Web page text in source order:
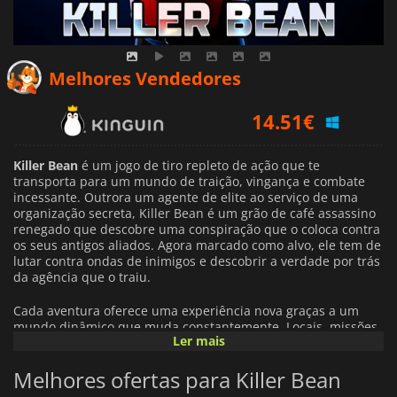
Melhores Vendedores
15.49€
16.66€
Killer Bean é um jogo de tiro repleto de ação que te
transporta para um mundo de traição, vingança e combate
incessante. Outrora um agente de elite ao serviço de uma
organização secreta, Killer Bean é um grão de café assassino
renegado que descobre uma conspiração que o coloca contra
os seus antigos aliados. Agora marcado como alvo, ele tem de
lutar contra ondas de inimigos e descobrir a verdade por trás
da agência que o traiu.
Cada aventura oferece uma experiência nova graças a um
mundo dinâmico que muda constantemente. Locais, missões,
personagens e encontros são reorganizados a cada nova
exploração. Não há duas jogadas que se desenrolem
exatamente da mesma forma, dando aos jogadores muitos
Ler mais
Melhores ofertas para Killer Bean